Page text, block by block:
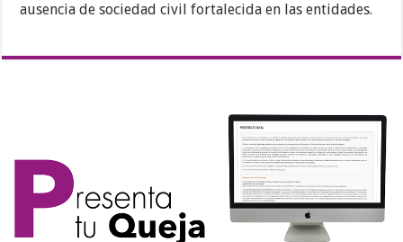
ausencia de sociedad civil fortalecida en las entidades.